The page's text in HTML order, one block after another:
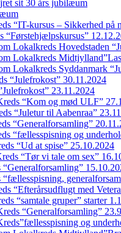
sit 30 års jubilæum
“IT-kursus – Sikkerhed på
“Førstehjælpskursus”
Lokalkreds Hovedstaden
Lokalkreds
Lokalkreds Syddanmark
“Julefrokost” 30.11.2024
23.11.2024
“Kom og mød ULF”
“Juletur til Aabenraa”
“Generalforsamling”
“fællesspisning og
“Ud at spise” 25.10.2024
“Tør vi tale om sex”
“Efterårsudflugt med
“samtale gruper” starter
“Generalforsamling”
og